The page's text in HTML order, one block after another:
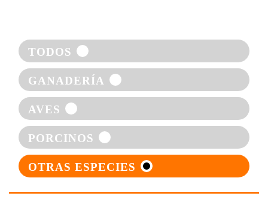
TODOS
GANADERÍA
AVES
PORCINOS
OTRAS ESPECIES